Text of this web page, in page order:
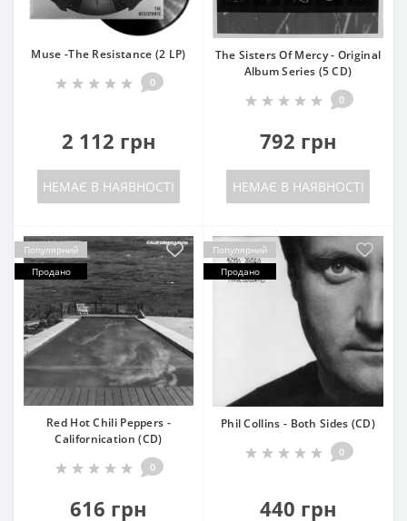
Muse -The Resistance (2 LP)
0
2 112 грн
НЕМАЄ В НАЯВНОСТІ
The Sisters Of Mercy - Original
Album Series (5 CD)
0
792 грн
НЕМАЄ В НАЯВНОСТІ
Популярний
Продано
Red Hot Chili Peppers -
Californication (CD)
0
616 грн
Популярний
Продано
Phil Collins - Both Sides (CD)
0
440 грн